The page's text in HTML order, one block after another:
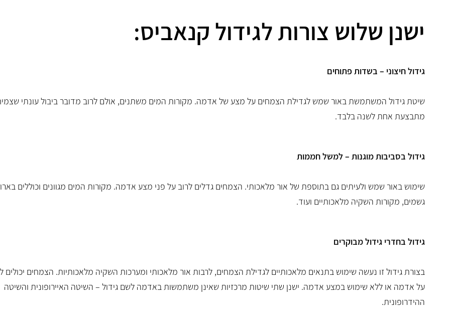
ישנן שלוש צורות לגידול קנאביס:
גידול חיצוני – בשדות פתוחים
שיטת גידול המשתמשת באור שמש לגדילת הצמחים על מצע של אדמה. מקורות המים משתנים, אולם לרוב מדובר ביבול עונתי
מתבצעת אחת לשנה בלבד.
גידול בסביבות מוגנות – למשל חממות
שימוש באור שמש ולעיתים גם בתוספת של אור מלאכותי. הצמחים גדלים לרוב על פני מצע אדמה. מקורות המים מגוונים וכוללים
גשמים, מקורות השקיה מלאכותיים ועוד.
גידול בחדרי גידול מבוקרים
בצורת גידול זו נעשה שימוש בתנאים מלאכותיים לגדילת הצמחים, לרבות אור מלאכותי ומערכות השקיה מלאכותיות. הצמחים יכולים
על אדמה או ללא שימוש במצע אדמה. ישנן שתי שיטות מרכזיות שאינן משתמשות באדמה לשם גידול – השיטה האיירופונית והשיטה
ההידרופונית.